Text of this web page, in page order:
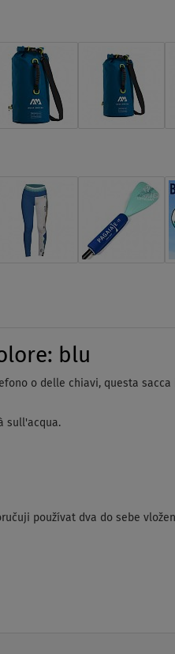
blu
o delle chiavi, questa
sull'acqua.
používat dva do sebe